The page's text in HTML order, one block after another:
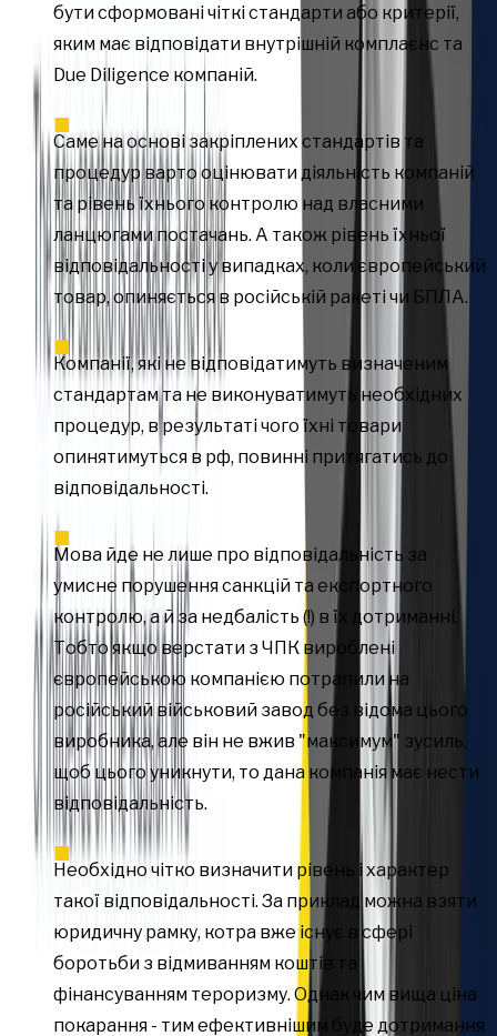
бути сформовані чіткі стандарти або критерії,
яким має відповідати внутрішній комплаєнс та
Due Diligence компаній.
Саме на основі закріплених стандартів та
процедур варто оцінювати діяльність компаній
та рівень їхнього контролю над власними
ланцюгами постачань. А також рівень їхньої
відповідальності у випадках, коли європейський
товар, опиняється в російській ракеті чи БПЛА.
Компанії, які не відповідатимуть визначеним
стандартам та не виконуватимуть необхідних
процедур, в результаті чого їхні товари
опинятимуться в рф, повинні притягатись до
відповідальності.
Мова йде не лише про відповідальність за
умисне порушення санкцій та експортного
контролю, а й за недбалість (!) в їх дотриманні.
Тобто якщо верстати з ЧПК вироблені
європейською компанією потрапили на
російський військовий завод без відома цього
виробника, але він не вжив "максимум" зусиль,
щоб цього уникнути, то дана компанія має нести
відповідальність.
Необхідно чітко визначити рівень і характер
такої відповідальності. За приклад можна взяти
юридичну рамку, котра вже існує в сфері
боротьби з відмиванням коштів та
фінансуванням тероризму. Однак чим вища ціна
покарання - тим ефективнішим буде дотримання